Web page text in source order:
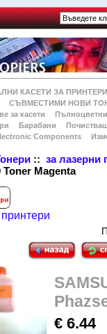
КАСЕТИ ЗА
СЪВМЕСТИМИ НОВИ
за касети
Барабани
Components
::за лазерни
Toner Magenta
€ 6.44